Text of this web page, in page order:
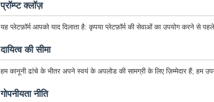
प्रॉम्प्ट क्लॉज़
यह प्लेटफ़ॉर्म आपको याद दिलाता है: कृपया प्लेटफ़ॉर्म की सेवाओं का उपयोग करने
दायित्व की सीमा
हम कानूनी ढांचे के भीतर अपने स्वयं के अपलोड की सामग्री के लिए ज़िम्मेदार हैं; हम
गोपनीयता नीति